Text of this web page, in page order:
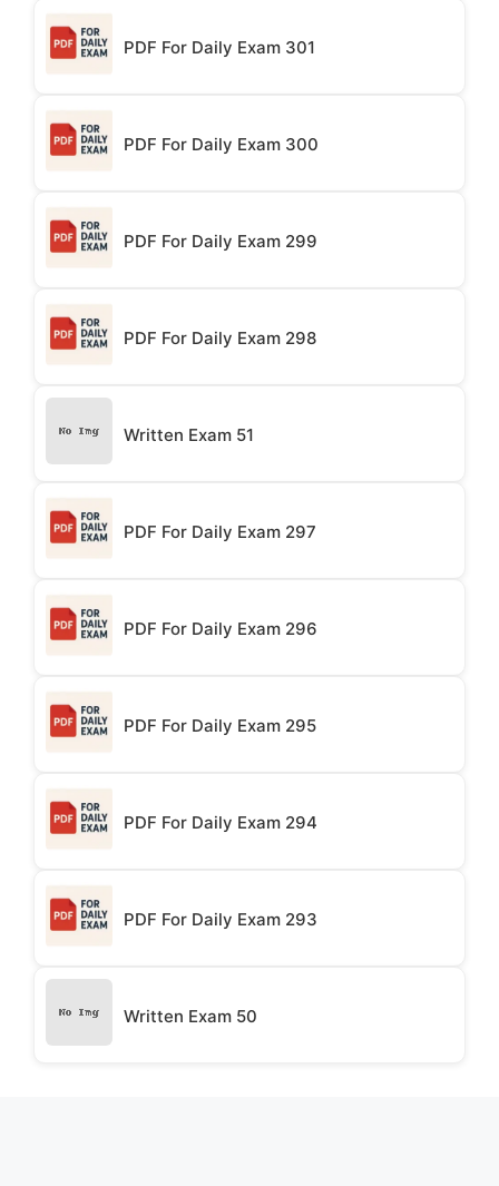
PDF For Daily Exam 301
PDF For Daily Exam 300
PDF For Daily Exam 299
PDF For Daily Exam 298
Written Exam 51
PDF For Daily Exam 297
PDF For Daily Exam 296
PDF For Daily Exam 295
PDF For Daily Exam 294
PDF For Daily Exam 293
Written Exam 50